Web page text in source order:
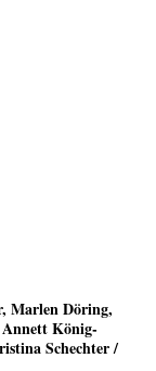
Marlen Döring,
König-
Schechter /